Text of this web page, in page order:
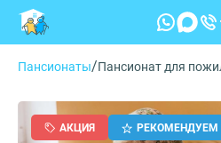
Пансионаты/Пансионат для
АКЦИЯ РЕКОМЕНДУЕМ